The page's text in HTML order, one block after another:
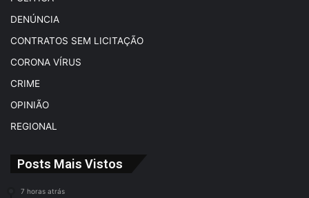
DENÚNCIA
CONTRATOS SEM LICITAÇÃO
CORONA VÍRUS
CRIME
OPINIÃO
REGIONAL
Posts Mais Vistos
7 horas atrás